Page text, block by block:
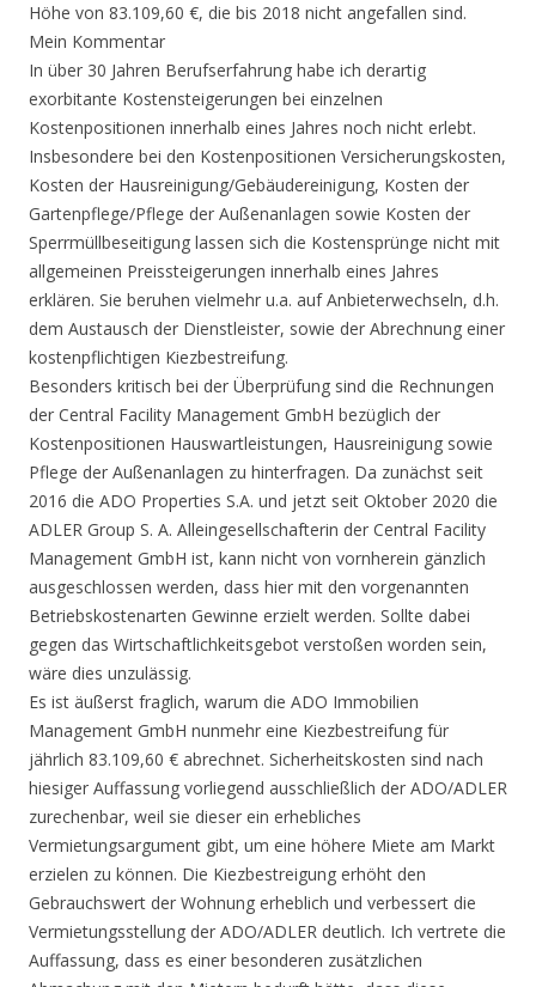
Höhe von 83.109,60 €, die bis 2018 nicht angefallen sind.
Mein Kommentar
In über 30 Jahren Berufserfahrung habe ich derartig
exorbitante Kostensteigerungen bei einzelnen
Kostenpositionen innerhalb eines Jahres noch nicht erlebt.
Insbesondere bei den Kostenpositionen Versicherungskosten,
Kosten der Hausreinigung/Gebäudereinigung, Kosten der
Gartenpflege/Pflege der Außenanlagen sowie Kosten der
Sperrmüllbeseitigung lassen sich die Kostensprünge nicht mit
allgemeinen Preissteigerungen innerhalb eines Jahres
erklären. Sie beruhen vielmehr u.a. auf Anbieterwechseln, d.h.
dem Austausch der Dienstleister, sowie der Abrechnung einer
kostenpflichtigen Kiezbestreifung.
Besonders kritisch bei der Überprüfung sind die Rechnungen
der Central Facility Management GmbH bezüglich der
Kostenpositionen Hauswartleistungen, Hausreinigung sowie
Pflege der Außenanlagen zu hinterfragen. Da zunächst seit
2016 die ADO Properties S.A. und jetzt seit Oktober 2020 die
ADLER Group S. A. Alleingesellschafterin der Central Facility
Management GmbH ist, kann nicht von vornherein gänzlich
ausgeschlossen werden, dass hier mit den vorgenannten
Betriebskostenarten Gewinne erzielt werden. Sollte dabei
gegen das Wirtschaftlichkeitsgebot verstoßen worden sein,
wäre dies unzulässig.
Es ist äußerst fraglich, warum die ADO Immobilien
Management GmbH nunmehr eine Kiezbestreifung für
jährlich 83.109,60 € abrechnet. Sicherheitskosten sind nach
hiesiger Auffassung vorliegend ausschließlich der ADO/ADLER
zurechenbar, weil sie dieser ein erhebliches
Vermietungsargument gibt, um eine höhere Miete am Markt
erzielen zu können. Die Kiezbestreigung erhöht den
Gebrauchswert der Wohnung erheblich und verbessert die
Vermietungsstellung der ADO/ADLER deutlich. Ich vertrete die
Auffassung, dass es einer besonderen zusätzlichen